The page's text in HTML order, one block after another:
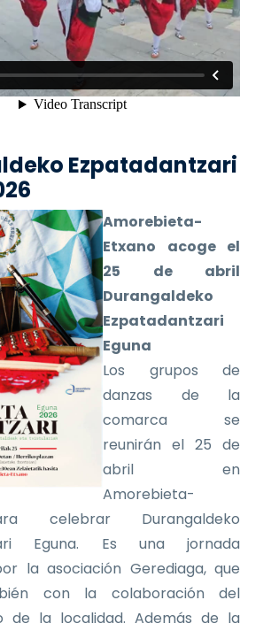
Ezpatadantzari
Amorebieta-
Etxano acoge el
25 de abril
Durangaldeko
Ezpatadantzari
Eguna
Los grupos de
danzas de la
comarca se
reunirán el 25 de
abril en
Amorebieta-
celebrar Durangaldeko
Eguna. Es una jornada
la asociación Gerediaga, que
con la colaboración del
de la localidad. Además de la